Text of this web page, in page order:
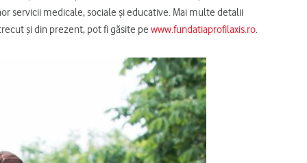
servicii medicale, sociale și educative. Mai multe detalii
și din prezent, pot fi găsite pe www.fundatiaprofilaxis.ro.